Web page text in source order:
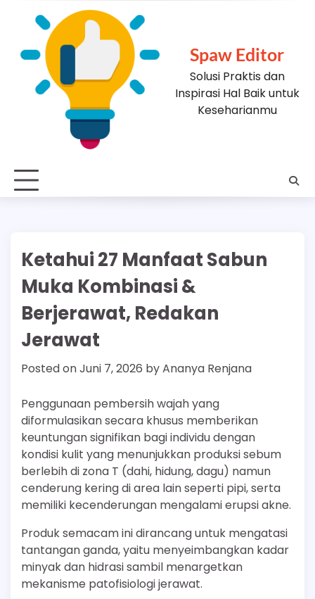
Spaw Editor
Solusi Praktis dan
Inspirasi Hal Baik untuk
Keseharianmu
Ketahui 27 Manfaat Sabun
Muka Kombinasi &
Berjerawat, Redakan
Jerawat
Posted onJuni 7, 2026 byAnanya Renjana
Penggunaan pembersih wajah yang
diformulasikan secara khusus memberikan
keuntungan signifikan bagi individu dengan
kondisi kulit yang menunjukkan produksi sebum
berlebih di zona T (dahi, hidung, dagu) namun
cenderung kering di area lain seperti pipi, serta
memiliki kecenderungan mengalami erupsi akne.
Produk semacam ini dirancang untuk mengatasi
tantangan ganda, yaitu menyeimbangkan kadar
minyak dan hidrasi sambil menargetkan
mekanisme patofisiologi jerawat.